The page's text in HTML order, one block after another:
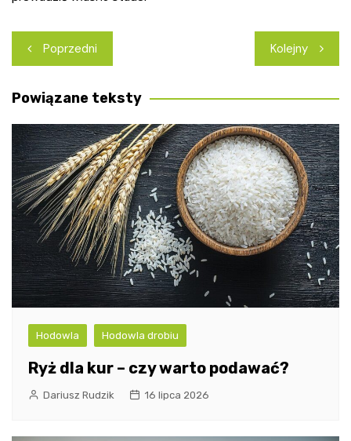
Nawigacja
wpisu
Poprzedni Kolejny
Powiązane teksty
Hodowla Hodowla drobiu
Ryż dla kur – czy warto podawać?
Dariusz Rudzik 16 lipca 2026